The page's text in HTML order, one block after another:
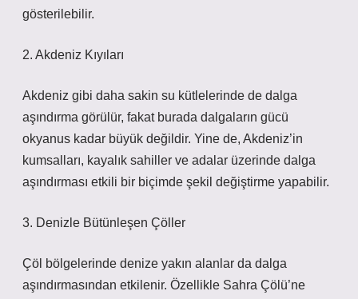
gösterilebilir.
2. Akdeniz Kıyıları
Akdeniz gibi daha sakin su kütlelerinde de dalga
aşındırma görülür, fakat burada dalgaların gücü
okyanus kadar büyük değildir. Yine de, Akdeniz’in
kumsalları, kayalık sahiller ve adalar üzerinde dalga
aşındırması etkili bir biçimde şekil değiştirme yapabilir.
3. Denizle Bütünleşen Çöller
Çöl bölgelerinde denize yakın alanlar da dalga
aşındırmasından etkilenir. Özellikle Sahra Çölü’ne